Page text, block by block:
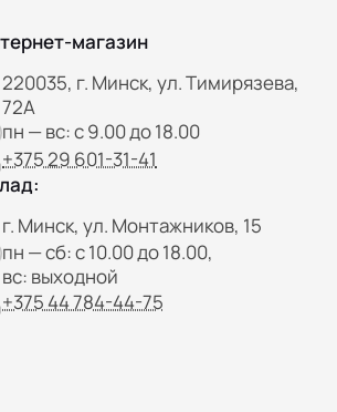
магазин
220035, г. Минск, ул. Тимирязева,
72А
пн — вс: с 9.00 до 18.00
+375 29 601-31-41
г. Минск, ул. Монтажников, 15
пн — сб: с 10.00 до 18.00,
вс: выходной
+375 44 784-44-75